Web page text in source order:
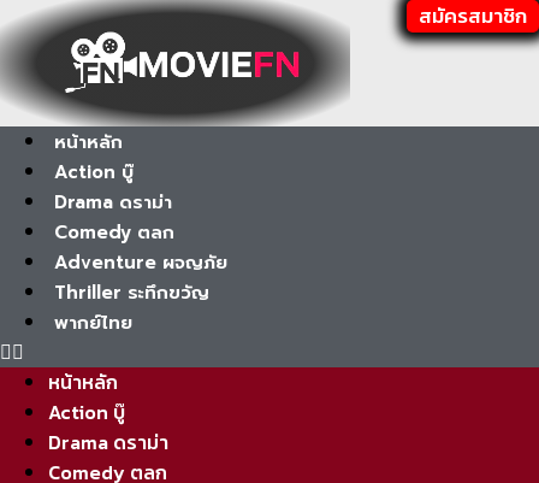
สมัครสมาชิก
หน้าหลัก
Action บู๊
Drama ดราม่า
Comedy ตลก
Adventure ผจญภัย
Thriller ระทึกขวัญ
พากย์ไทย
หน้าหลัก
Action บู๊
Drama ดราม่า
Comedy ตลก